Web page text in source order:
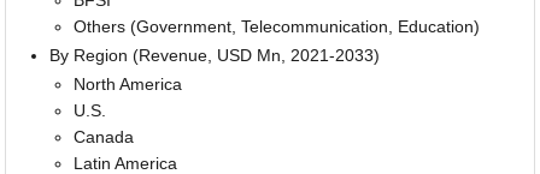
Others (Government, Telecommunication, Education)
By Region (Revenue, USD Mn, 2021-2033)
North America
U.S.
Canada
Latin America